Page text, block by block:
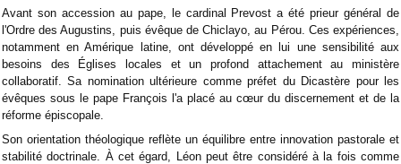
Avant son accession au pape, le cardinal Prevost a été prieur général de
l'Ordre des Augustins, puis évêque de Chiclayo, au Pérou. Ces expériences,
notamment en Amérique latine, ont développé en lui une sensibilité aux
besoins des Églises locales et un profond attachement au ministère
collaboratif. Sa nomination ultérieure comme préfet du Dicastère pour les
évêques sous le pape François l'a placé au cœur du discernement et de la
réforme épiscopale.
Son orientation théologique reflète un équilibre entre innovation pastorale et
stabilité doctrinale. À cet égard, Léon peut être considéré à la fois comme